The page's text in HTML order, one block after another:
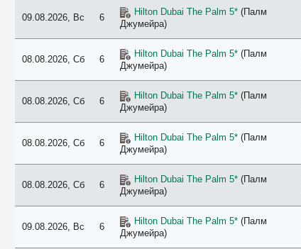
09.08.2026, Вс 6
Hilton Dubai The Palm 5*(Палм
Джумейра)
08.08.2026, Сб 6
Hilton Dubai The Palm 5*(Палм
Джумейра)
08.08.2026, Сб 6
Hilton Dubai The Palm 5*(Палм
Джумейра)
08.08.2026, Сб 6
Hilton Dubai The Palm 5*(Палм
Джумейра)
08.08.2026, Сб 6
Hilton Dubai The Palm 5*(Палм
Джумейра)
09.08.2026, Вс 6
Hilton Dubai The Palm 5*(Палм
Джумейра)